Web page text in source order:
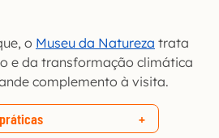
o Museu da Natureza trata
e da transformação climática
complemento à visita.